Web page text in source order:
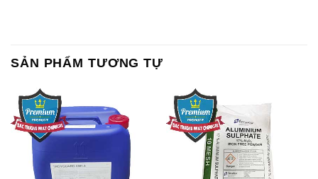
Chất Bảo Quản CMIT Thái
Lan Thailand
Phèn Nhôm – Al2(SO4)3 17%
Ấn Độ India